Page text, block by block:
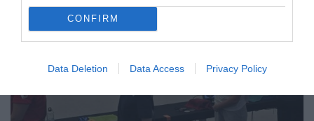
CONFIRM
Data Deletion Data Access Privacy Policy